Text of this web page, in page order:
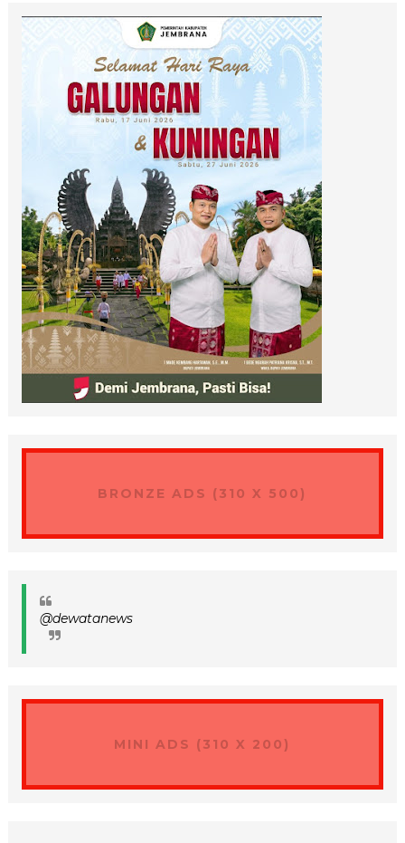
BRONZE ADS (310 X 500)
@dewatanews
MINI ADS (310 X 200)